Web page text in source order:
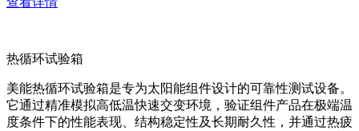
热循环试验箱
美能热循环试验箱是专为太阳能组件设计的可靠性测试设备。
它通过精准模拟高低温快速交变环境，验证组件产品在极端温
度条件下的性能表现、结构稳定性及长期耐久性，并通过热疲